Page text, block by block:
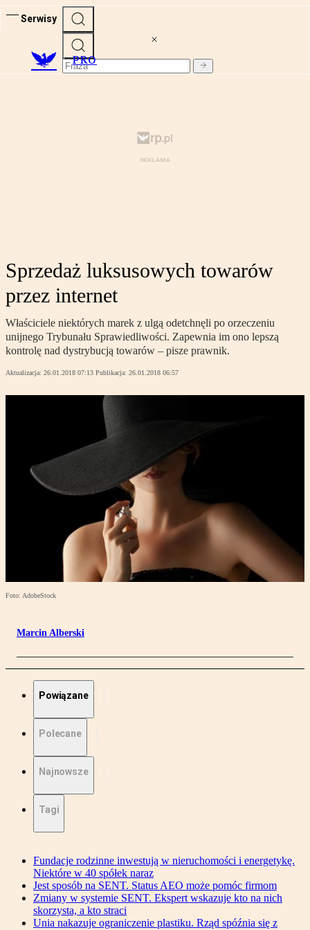
Serwisy
PRO
Sprzedaż luksusowych towarów
przez internet
Właściciele niektórych marek z ulgą odetchnęli po orzeczeniu
unijnego Trybunału Sprawiedliwości. Zapewnia im ono lepszą
kontrolę nad dystrybucją towarów – pisze prawnik.
Aktualizacja: 26.01.2018 07:13 Publikacja: 26.01.2018 06:57
Foto: AdobeStock
Marcin Alberski
Powiązane
Polecane
Najnowsze
Tagi
Fundacje rodzinne inwestują w nieruchomości i energetykę.
Niektóre w 40 spółek naraz
Jest sposób na SENT. Status AEO może pomóc firmom
Zmiany w systemie SENT. Ekspert wskazuje kto na nich
skorzysta, a kto straci
Unia nakazuje ograniczenie plastiku. Rząd spóźnia się z